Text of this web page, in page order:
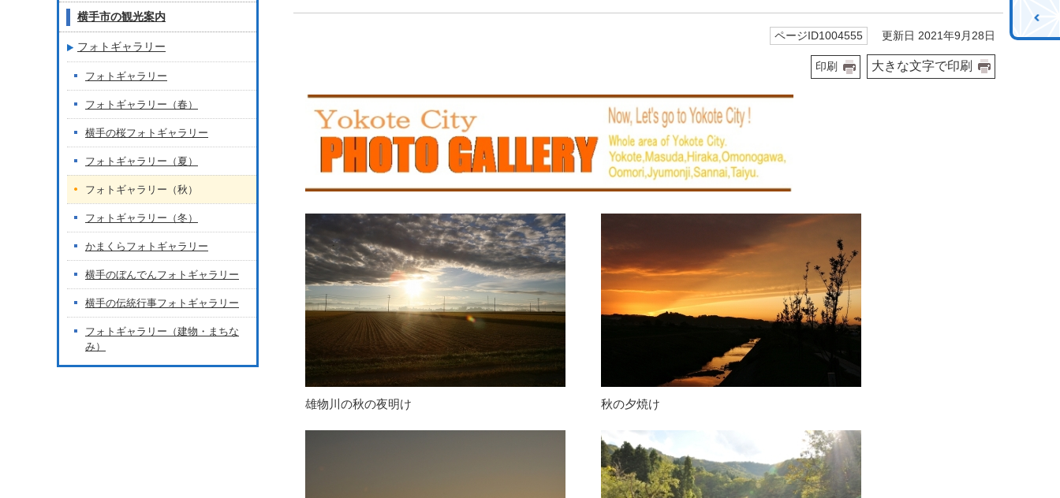
ページID1004555 更新日 2021年9月28日
印刷 大きな文字で印刷
雄物川の秋の夜明け 秋の夕焼け
横手市の観光案内
フォトギャラリー
フォトギャラリー
フォトギャラリー（春）
横手の桜フォトギャラリー
フォトギャラリー（夏）
フォトギャラリー（秋）
フォトギャラリー（冬）
かまくらフォトギャラリー
横手のぼんでんフォトギャラリー
横手の伝統行事フォトギャラリー
フォトギャラリー（建物・まちな
み）